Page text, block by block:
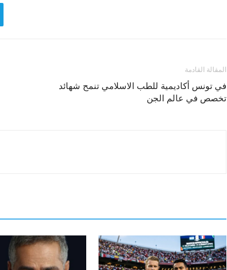
المقالة القادمة
في تونس أكاديمية للطب الاسلامي تنمح شهائد
تخصص في عالم الجن